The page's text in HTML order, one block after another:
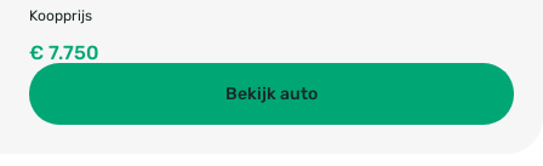
Koopprijs
€ 7.750
Bekijk auto